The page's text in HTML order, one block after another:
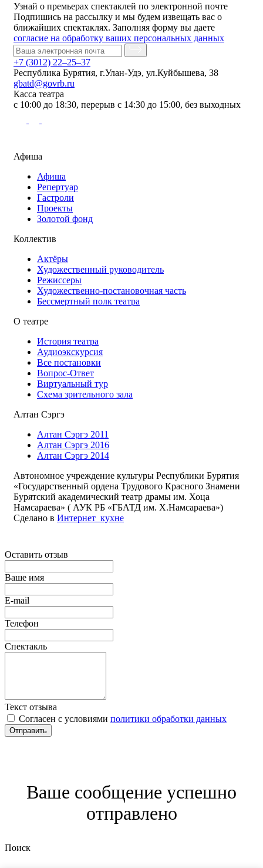
Узнай о премьерах спектаклей по электронной почте
Подпишись на рассылку и мы будем извещать вас о
ближайших спектаклях. Заполняя форму вы даете
согласие на обработку ваших персональных данных
+7 (3012) 22–25–37
Республика Бурятия, г.Улан-Удэ, ул.Куйбышева, 38
gbatd@govrb.ru
Касса театра
с 10:00 до 18:30, перерыв с 14:30 до 15:00, без выходных
Афиша
Афиша
Репертуар
Гастроли
Проекты
Золотой фонд
Коллектив
Актёры
Художественный руководитель
Режиссеры
Художественно-постановочная часть
Бессмертный полк театра
О театре
История театра
Аудиоэкскурсия
Все постановки
Вопрос-Ответ
Виртуальный тур
Схема зрительного зала
Алтан Сэргэ
Алтан Сэргэ 2011
Алтан Сэргэ 2016
Алтан Сэргэ 2014
Автономное учреждение культуры Республики Бурятия
«Государственный ордена Трудового Красного Знамени
Бурятский академический театр драмы им. Хоца
Намсараева» ( АУК РБ «ГБАТД им. Х.Намсараева»)
Сделано в Интернет_кухне
Оставить отзыв
Ваше имя
E-mail
Телефон
Спектакль
Текст отзыва
Согласен с условиями политики обработки данных
Отправить
Ваше сообщение успешно
отправлено
Поиск